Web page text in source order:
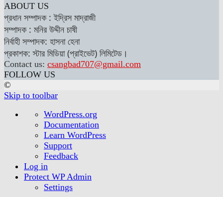
ABOUT US
প্রধান সম্পাদক : ইদ্রিস মাদ্রাজী
সম্পাদক : মনির উদ্দীন চাষী
নির্বাহী সম্পাদক: হাসনা হেনা
প্রকাশক: স্টার মিডিয়া (প্রাইভেট) লিমিটেড।
Contact us: csangbad707@gmail.com
FOLLOW US
©
Skip to toolbar
About
WordPress
WordPress.org
Documentation
Learn WordPress
Support
Feedback
Log in
Protect WP Admin
Settings